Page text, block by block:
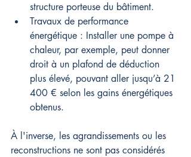
structure porteuse du bâtiment.
Travaux de performance
énergétique : Installer une pompe à
chaleur, par exemple, peut donner
droit à un plafond de déduction
plus élevé, pouvant aller jusqu’à 21
400 € selon les gains énergétiques
obtenus.
À l'inverse, les agrandissements ou les
reconstructions ne sont pas considérés